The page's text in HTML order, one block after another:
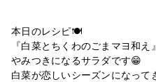
本日のレシピ🍽
『白菜とちくわのごまマヨ和え』
やみつきになるサラダです😁
白菜が恋しいシーズンになって